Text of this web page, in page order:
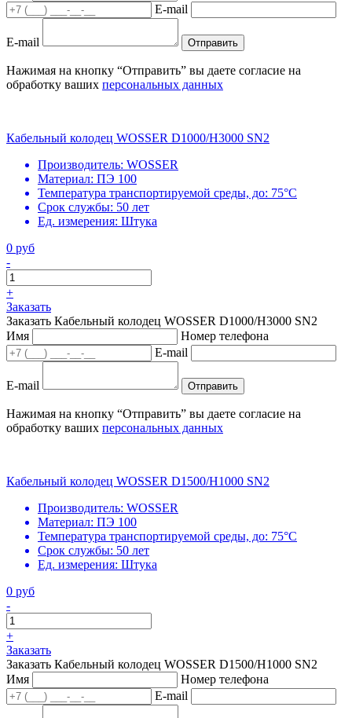
E-mail
E-mail Отправить
Нажимая на кнопку “Отправить” вы даете согласие на
обработку ваших персональных данных
Кабельный колодец WOSSER D1000/H3000 SN2
Производитель: WOSSER
Материал: ПЭ 100
Температура транспортируемой среды, до: 75°С
Срок службы: 50 лет
Ед. измерения: Штука
0 руб
-
+
Заказать
Заказать Кабельный колодец WOSSER D1000/H3000 SN2
Имя
Номер телефона
E-mail
E-mail Отправить
Нажимая на кнопку “Отправить” вы даете согласие на
обработку ваших персональных данных
Кабельный колодец WOSSER D1500/H1000 SN2
Производитель: WOSSER
Материал: ПЭ 100
Температура транспортируемой среды, до: 75°С
Срок службы: 50 лет
Ед. измерения: Штука
0 руб
-
+
Заказать
Заказать Кабельный колодец WOSSER D1500/H1000 SN2
Имя
Номер телефона
E-mail